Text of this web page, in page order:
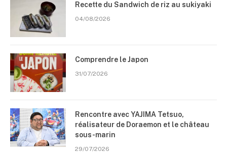
Recette du Sandwich de riz au sukiyaki
04/08/2026
Comprendre le Japon
31/07/2026
Rencontre avec YAJIMA Tetsuo,
réalisateur de Doraemon et le château
sous-marin
29/07/2026